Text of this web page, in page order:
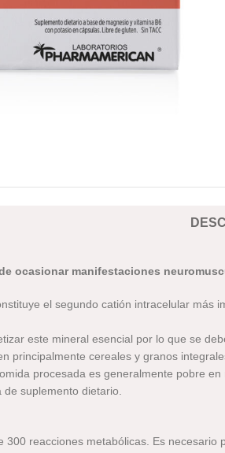
ocasionar manifestaciones
el segundo catión intracelular
este mineral esencial por lo que se
principalmente cereales y granos
procesada es generalmente pobre
suplemento dietario.
300 reacciones metabólicas. Es